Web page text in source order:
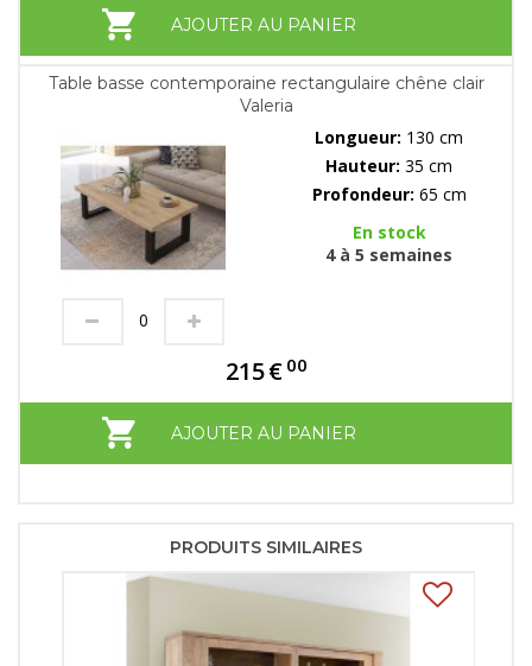
AJOUTER AU PANIER
Table basse contemporaine rectangulaire chêne clair
Valeria
Longueur: 130 cm
Hauteur: 35 cm
Profondeur: 65 cm
En stock
4 à 5 semaines
215€ 00
AJOUTER AU PANIER
PRODUITS SIMILAIRES